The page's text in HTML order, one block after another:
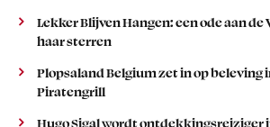
Lekker Blijven Hangen: een ode aan
haar sterren
Plopsaland Belgium zet in op beleving
Piratengrill
Hugo Sigal wordt ontdekkingsreiziger